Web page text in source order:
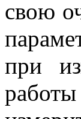
свою
при